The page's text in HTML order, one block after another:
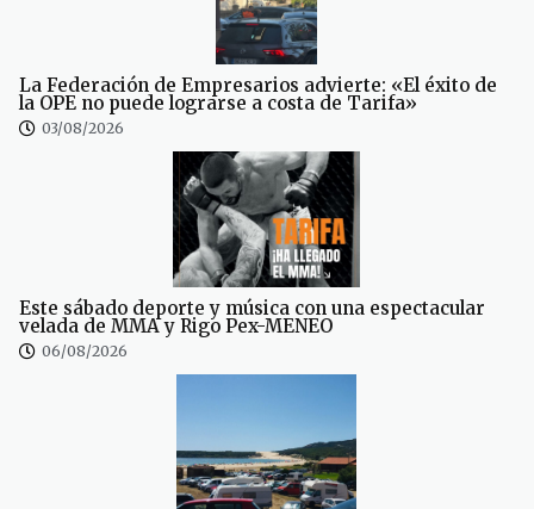
La Federación de Empresarios advierte: «El éxito de
la OPE no puede lograrse a costa de Tarifa»
03/08/2026
Este sábado deporte y música con una espectacular
velada de MMA y Rigo Pex-MENEO
06/08/2026